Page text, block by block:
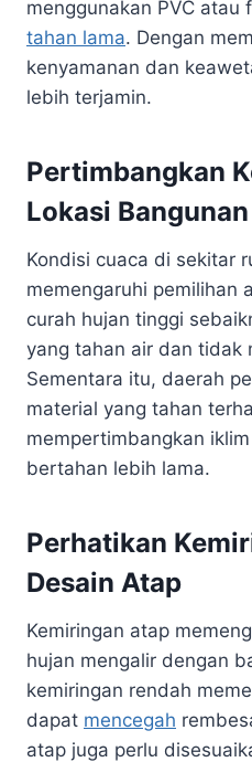
menggunakan PVC atau
tahan lama. Dengan
kenyamanan dan
lebih terjamin.
Pertimbangkan
Lokasi Bangunan
Kondisi cuaca di sekitar
memengaruhi pemilihan
curah hujan tinggi
yang tahan air dan tidak
Sementara itu, daerah
material yang tahan
mempertimbangkan
bertahan lebih lama.
Perhatikan
Desain Atap
Kemiringan atap
hujan mengalir dengan
kemiringan rendah
dapat mencegah
atap juga perlu